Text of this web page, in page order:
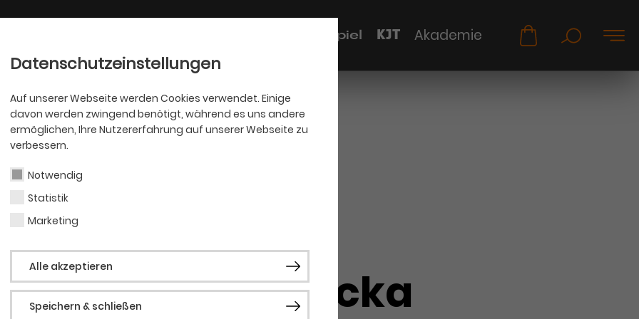
Datenschutzeinstellungen
Auf unserer Webseite werden Cookies verwendet. Einige
davon werden zwingend benötigt, während es uns andere
ermöglichen, Ihre Nutzererfahrung auf unserer Webseite zu
verbessern.
Notwendig
Statistik
Marketing
Alle akzeptieren
Speichern & schließen
Schauspiel KJT Akademie
Oliver
Kostecka